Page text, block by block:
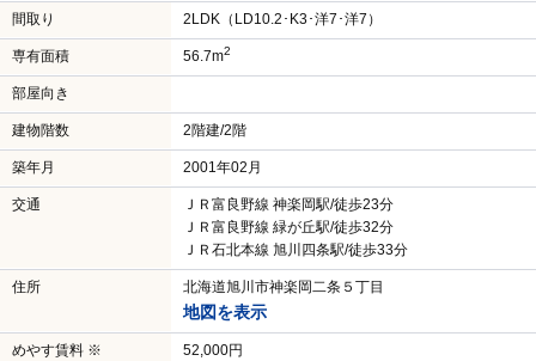
間取り 2LDK（LD10.2･K3･洋7･洋7）
専有面積 56.7m2
部屋向き
建物階数 2階建/2階
築年月 2001年02月
交通
ＪＲ富良野線 神楽岡駅/徒歩23分
ＪＲ富良野線 緑が丘駅/徒歩32分
ＪＲ石北本線 旭川四条駅/徒歩33分
住所 北海道旭川市神楽岡二条５丁目
地図を表示
めやす賃料 ※
52,000円